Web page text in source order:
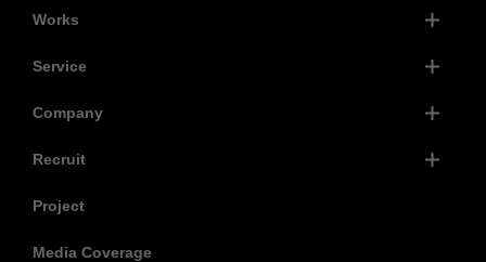
Works
Service
Company
Recruit
Project
Media Coverage